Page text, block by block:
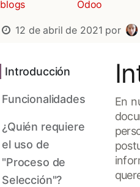
blogs
Odoo
12 de abril de 2021 por
Introducción
Funcionalidades
¿Quién requiere
el uso de
"Proceso de
Selección"?
En